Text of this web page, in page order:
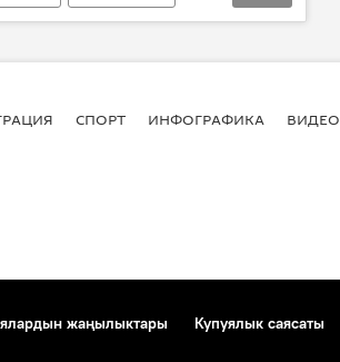
СПОРТ ИНФОГРАФИКА ВИДЕО
жаңылыктары
Купуялык саясаты